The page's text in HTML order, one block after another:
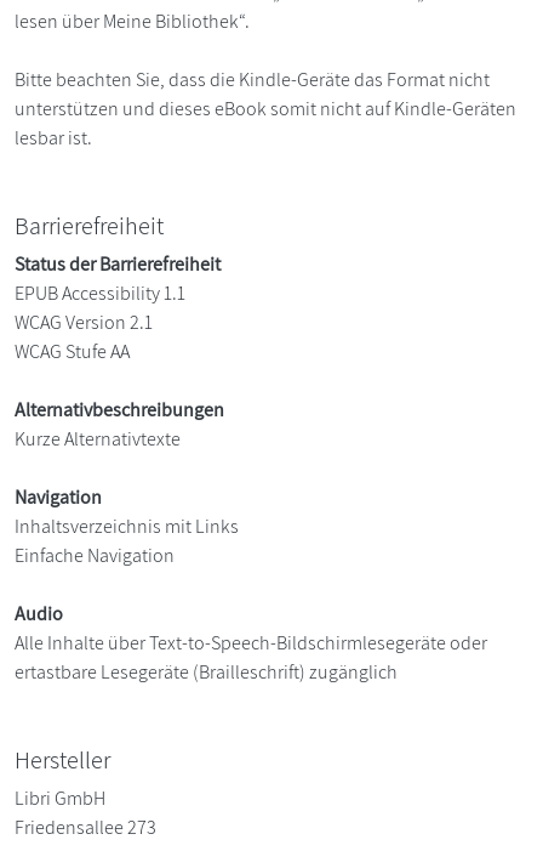
lesen über Meine Bibliothek“.
Bitte beachten Sie, dass die Kindle-Geräte das Format nicht
unterstützen und dieses eBook somit nicht auf Kindle-Geräten
lesbar ist.
Barrierefreiheit
Status der Barrierefreiheit
EPUB Accessibility 1.1
WCAG Version 2.1
WCAG Stufe AA
Alternativbeschreibungen
Kurze Alternativtexte
Navigation
Inhaltsverzeichnis mit Links
Einfache Navigation
Audio
Alle Inhalte über Text-to-Speech-Bildschirmlesegeräte oder
ertastbare Lesegeräte (Brailleschrift) zugänglich
Hersteller
Libri GmbH
Friedensallee 273